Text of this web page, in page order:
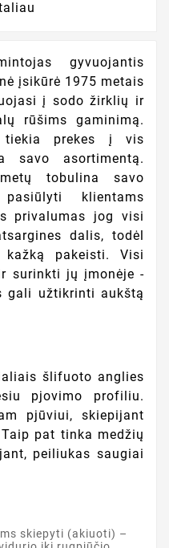
gyvuojantis
įsikūrė 1975 metais
į sodo žirklių ir
rūšims gaminimą.
tiekia prekes į vis
savo asortimentą.
tobulina savo
klientams
privalumas jog visi
dalis, todėl
pakeisti. Visi
surinkti jų įmonėje -
gali užtikrinti aukštą
šlifuoto anglies
pjovimo profiliu.
pjūviui, skiepijant
pat tinka medžių
peiliukas saugiai
skiepyti (akiuoti) –